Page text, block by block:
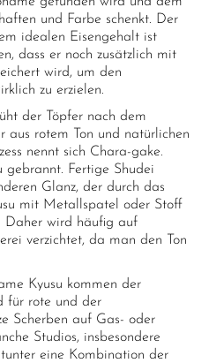
und Farbe schenkt. Der
idealen Eisengehalt ist
dass er noch zusätzlich mit
wird, um den
zu erzielen.
der Töpfer nach dem
aus rotem Ton und natürlichen
nennt sich Chara-gake.
gebrannt. Fertige Shudei
Glanz, der durch das
mit Metallspatel oder Stoff
Daher wird häufig auf
verzichtet, da man den Ton
Kyusu kommen der
für rote und der
Scherben auf Gas- oder
Studios, insbesondere
eine Kombination der